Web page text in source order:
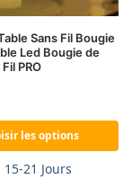
Sans Fil Bougie
Led Bougie de
PRO
les options
21 Jours